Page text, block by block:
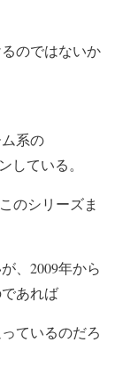
のではないか
系の
している。
のシリーズま
、2009年から
あれば
ているのだろ